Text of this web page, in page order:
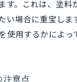
す。これは、塗
い場合に重宝し
使用するかによ
意点